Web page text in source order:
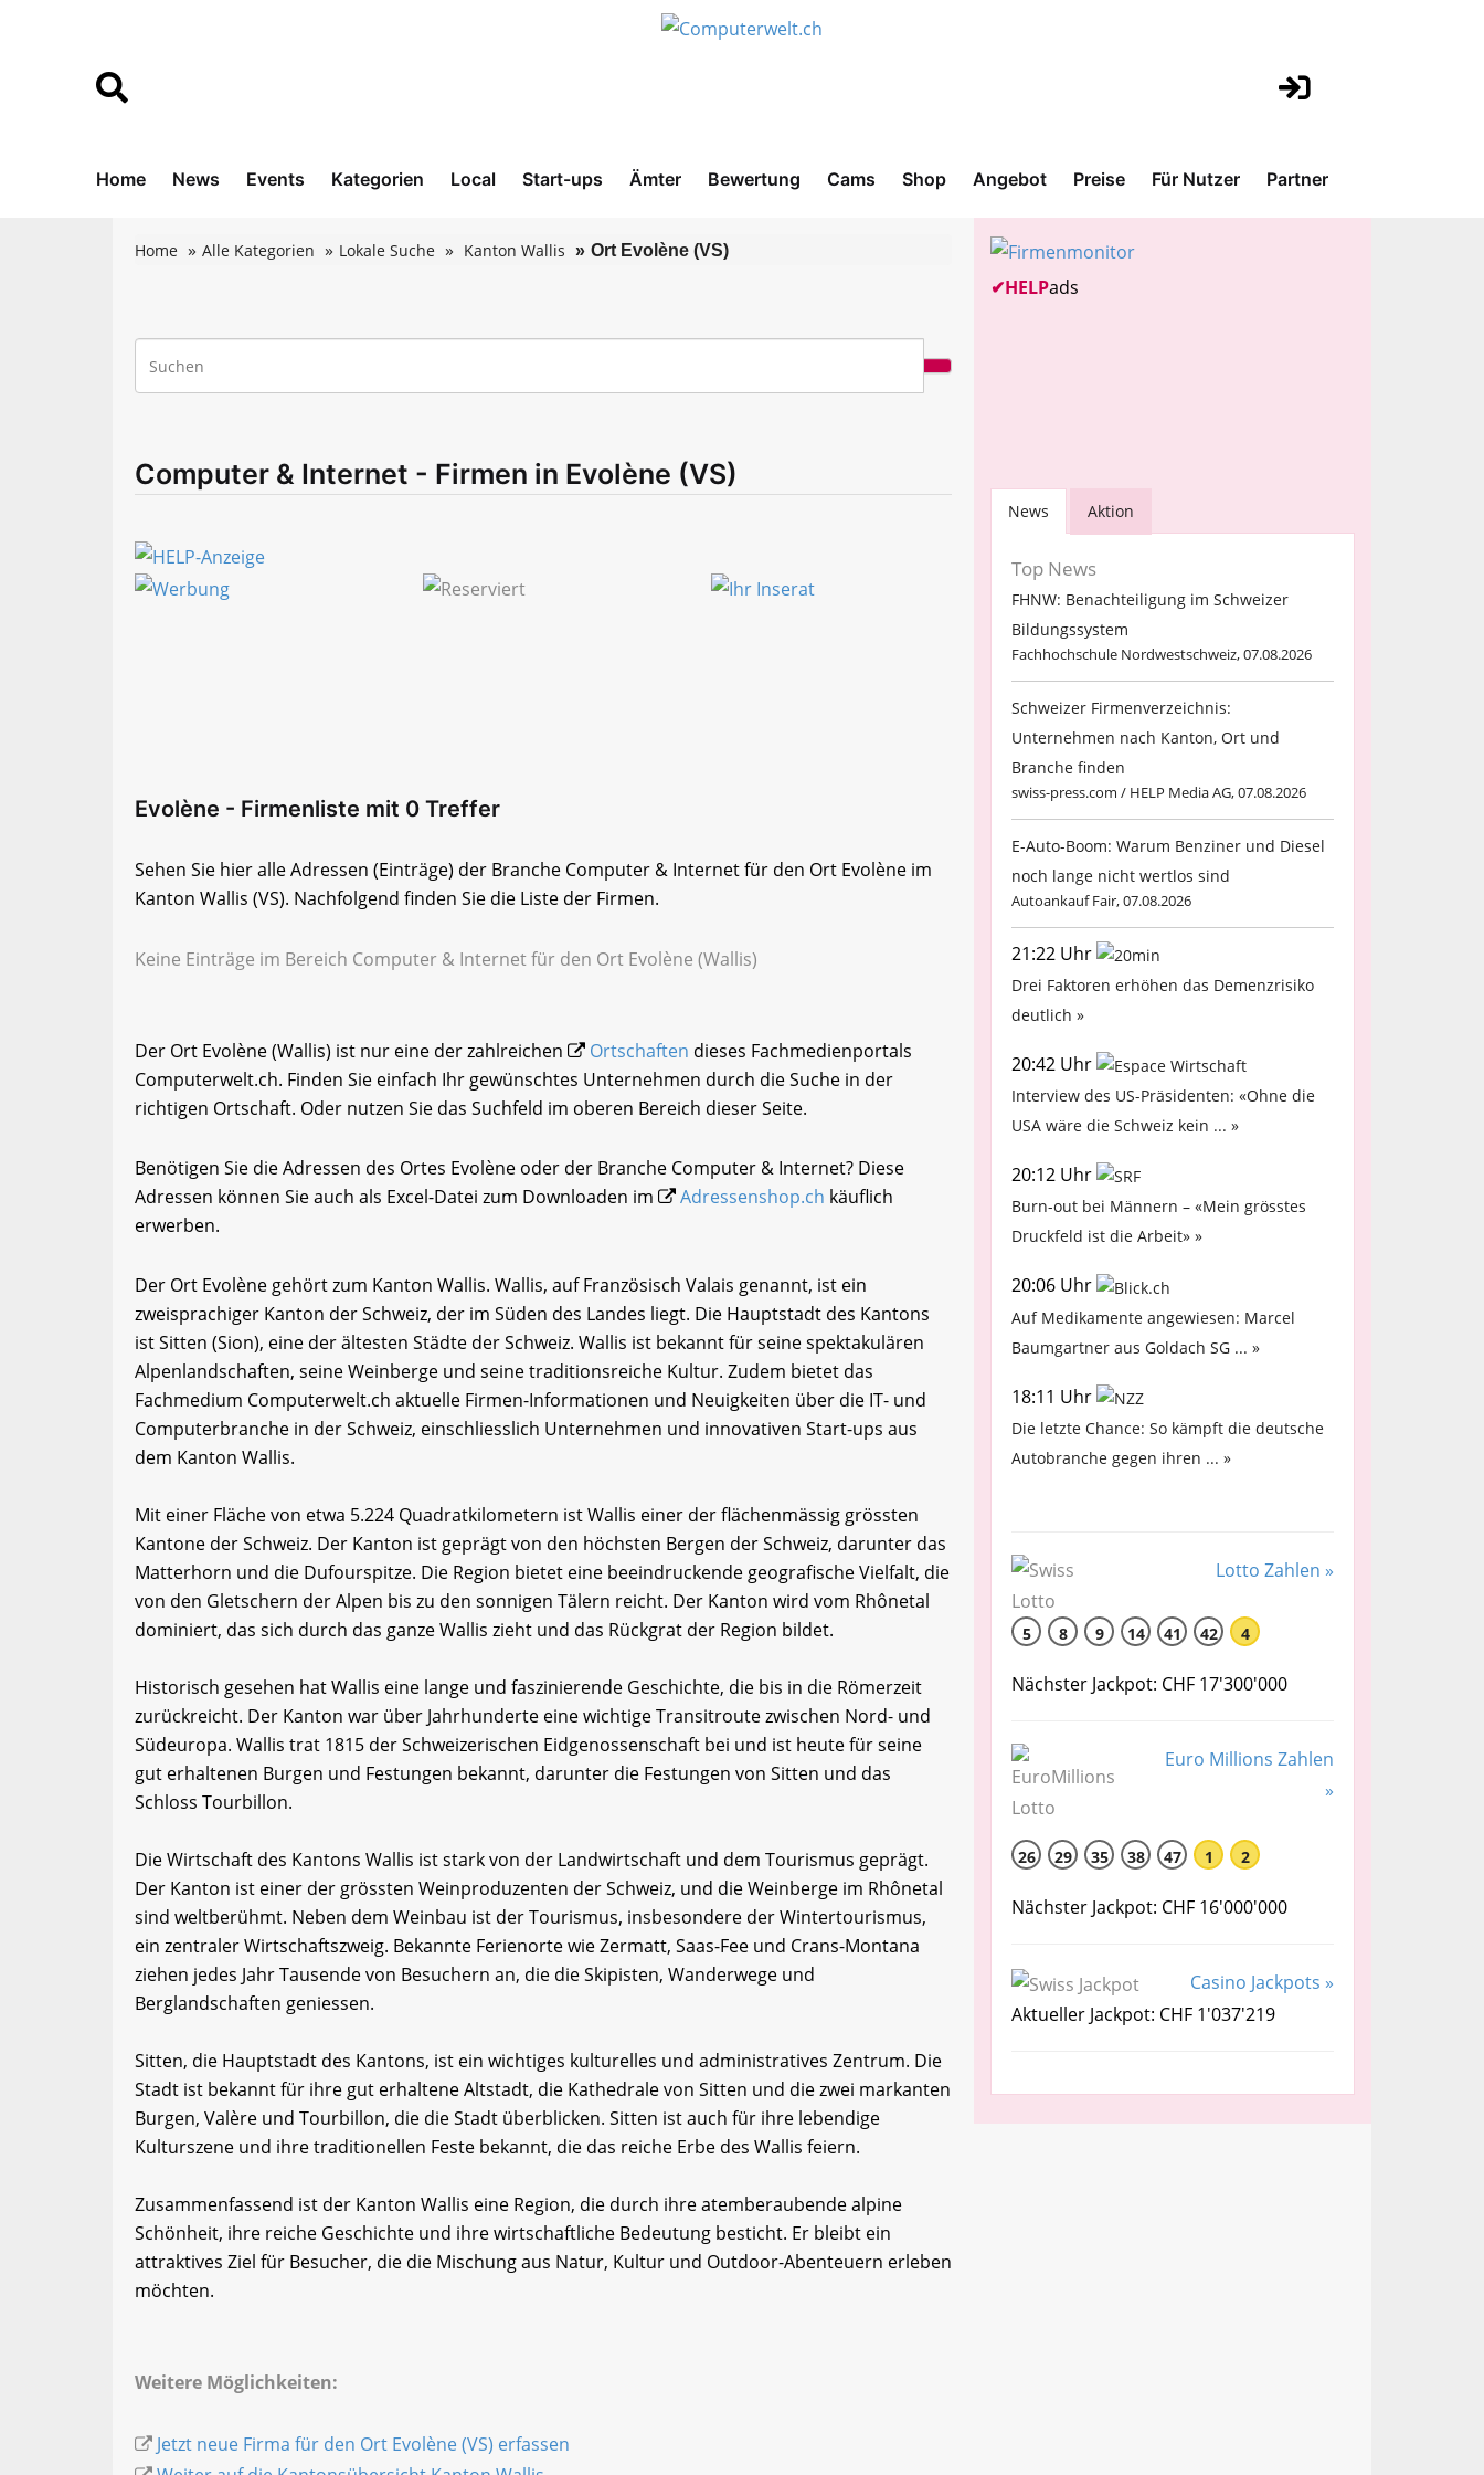
Home News Events Kategorien Local Start-ups Ämter Bewertung Cams Shop Angebot Preise Für Nutzer Partner
Home Alle Kategorien Lokale Suche Kanton Wallis Ort Evolène (VS)
Computer & Internet - Firmen in Evolène (VS)
Evolène - Firmenliste mit 0 Treffer
Sehen Sie hier alle Adressen (Einträge) der Branche Computer & Internet für den Ort Evolène im
Kanton Wallis (VS). Nachfolgend finden Sie die Liste der Firmen.
Keine Einträge im Bereich Computer & Internet für den Ort Evolène (Wallis)
Der Ort Evolène (Wallis) ist nur eine der zahlreichen Ortschaften dieses Fachmedienportals
Computerwelt.ch. Finden Sie einfach Ihr gewünschtes Unternehmen durch die Suche in der
richtigen Ortschaft. Oder nutzen Sie das Suchfeld im oberen Bereich dieser Seite.
Benötigen Sie die Adressen des Ortes Evolène oder der Branche Computer & Internet? Diese
Adressen können Sie auch als Excel-Datei zum Downloaden im
Adressenshop.ch käuflich
erwerben.
Der Ort Evolène gehört zum Kanton Wallis. Wallis, auf Französisch Valais genannt, ist ein
zweisprachiger Kanton der Schweiz, der im Süden des Landes liegt. Die Hauptstadt des Kantons
ist Sitten (Sion), eine der ältesten Städte der Schweiz. Wallis ist bekannt für seine spektakulären
Alpenlandschaften, seine Weinberge und seine traditionsreiche Kultur. Zudem bietet das
Fachmedium Computerwelt.ch aktuelle Firmen-Informationen und Neuigkeiten über die IT- und
Computerbranche in der Schweiz, einschliesslich Unternehmen und innovativen Start-ups aus
dem Kanton Wallis.
Mit einer Fläche von etwa 5.224 Quadratkilometern ist Wallis einer der flächenmässig grössten
Kantone der Schweiz. Der Kanton ist geprägt von den höchsten Bergen der Schweiz, darunter das
Matterhorn und die Dufourspitze. Die Region bietet eine beeindruckende geografische Vielfalt, die
von den Gletschern der Alpen bis zu den sonnigen Tälern reicht. Der Kanton wird vom Rhônetal
dominiert, das sich durch das ganze Wallis zieht und das Rückgrat der Region bildet.
Historisch gesehen hat Wallis eine lange und faszinierende Geschichte, die bis in die Römerzeit
zurückreicht. Der Kanton war über Jahrhunderte eine wichtige Transitroute zwischen Nord- und
Südeuropa. Wallis trat 1815 der Schweizerischen Eidgenossenschaft bei und ist heute für seine
gut erhaltenen Burgen und Festungen bekannt, darunter die Festungen von Sitten und das
Schloss Tourbillon.
Die Wirtschaft des Kantons Wallis ist stark von der Landwirtschaft und dem Tourismus geprägt.
Der Kanton ist einer der grössten Weinproduzenten der Schweiz, und die Weinberge im Rhônetal
sind weltberühmt. Neben dem Weinbau ist der Tourismus, insbesondere der Wintertourismus,
ein zentraler Wirtschaftszweig. Bekannte Ferienorte wie Zermatt, Saas-Fee und Crans-Montana
ziehen jedes Jahr Tausende von Besuchern an, die die Skipisten, Wanderwege und
Berglandschaften geniessen.
Sitten, die Hauptstadt des Kantons, ist ein wichtiges kulturelles und administratives Zentrum. Die
Stadt ist bekannt für ihre gut erhaltene Altstadt, die Kathedrale von Sitten und die zwei markanten
Burgen, Valère und Tourbillon, die die Stadt überblicken. Sitten ist auch für ihre lebendige
Kulturszene und ihre traditionellen Feste bekannt, die das reiche Erbe des Wallis feiern.
Zusammenfassend ist der Kanton Wallis eine Region, die durch ihre atemberaubende alpine
Schönheit, ihre reiche Geschichte und ihre wirtschaftliche Bedeutung besticht. Er bleibt ein
attraktives Ziel für Besucher, die die Mischung aus Natur, Kultur und Outdoor-Abenteuern erleben
möchten.
Weitere Möglichkeiten:
Jetzt neue Firma für den Ort Evolène (VS) erfassen
✔HELPads
News Aktion
Top News
FHNW: Benachteiligung im Schweizer
Bildungssystem
Fachhochschule Nordwestschweiz, 07.08.2026
Schweizer Firmenverzeichnis:
Unternehmen nach Kanton, Ort und
Branche finden
swiss-press.com / HELP Media AG, 07.08.2026
E-Auto-Boom: Warum Benziner und Diesel
noch lange nicht wertlos sind
Autoankauf Fair, 07.08.2026
21:22 Uhr
Drei Faktoren erhöhen das Demenzrisiko
deutlich »
20:42 Uhr
Interview des US-Präsidenten: «Ohne die
USA wäre die Schweiz kein ... »
20:12 Uhr
Burn-out bei Männern – «Mein grösstes
Druckfeld ist die Arbeit» »
20:06 Uhr
Auf Medikamente angewiesen: Marcel
Baumgartner aus Goldach SG ... »
18:11 Uhr
Die letzte Chance: So kämpft die deutsche
Autobranche gegen ihren ... »
Lotto Zahlen »
5 8 9 14 41 42 4
Nächster Jackpot: CHF 17'300'000
Euro Millions Zahlen
»
26 29 35 38 47 1 2
Nächster Jackpot: CHF 16'000'000
Casino Jackpots »
Aktueller Jackpot: CHF 1'037'219